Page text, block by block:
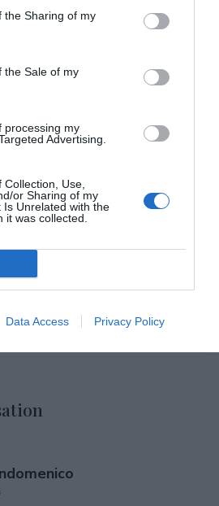
the Sharing of my
the Sale of my
processing my
Advertising.
Use,
or Sharing of my
Is Unrelated with the
it was collected.
Data Access Privacy Policy
ananas med glass
med Oumph!